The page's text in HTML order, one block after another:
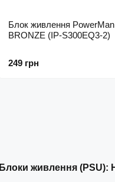
Блоки живлення (PSU):
Блок живлення
BRONZE (IP-S300EQ3-2)
249 грн